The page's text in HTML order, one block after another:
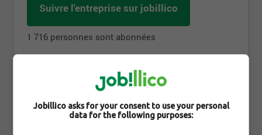
Suivre l'entreprise sur jobillico
1 716 personnes sont abonnées
Offres d'emploi
Jobillico asks for your consent to use your personal
data for the following purposes: